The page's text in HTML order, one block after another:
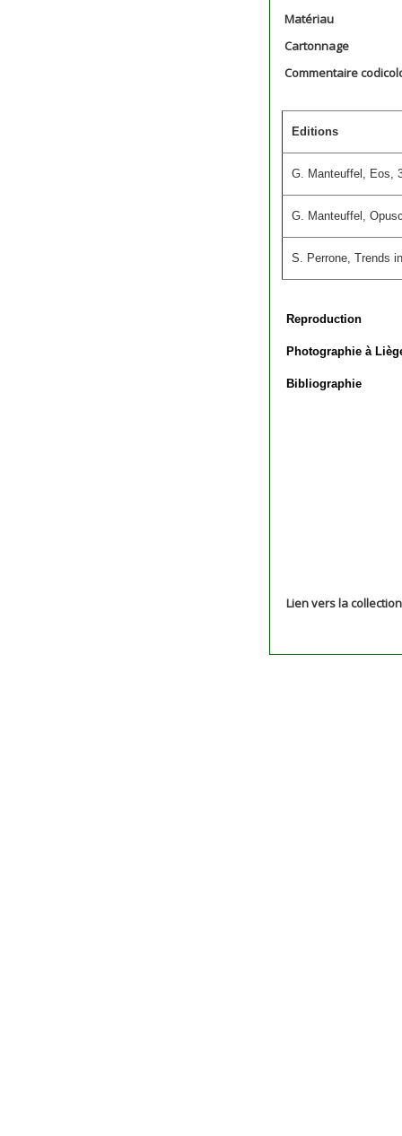
Matériau
Cartonnage
Commentaire
Editions
G. Manteuffel, Eos,
G. Manteuffel,
S. Perrone, Trends
Reproduction
Photographie à
Bibliographie
Lien vers la